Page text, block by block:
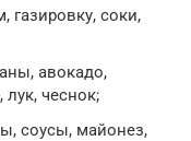
газировку, соки,
авокадо,
чеснок;
соусы, майонез,